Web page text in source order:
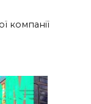
компанії